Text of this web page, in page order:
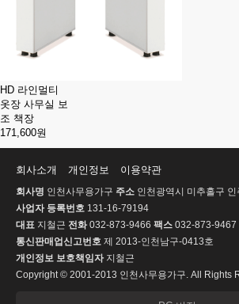
HD 라인멀티
옷장 사무실 보
조 책장
171,600원
회사소개 개인정보 이용약관
회사명 인천사무용가구 주소 인천광역시 미추홀구
사업자 등록번호 131-16-79194
대표 지철근 전화032-873-9466 팩스 032-873-9467
통신판매업신고번호 제 2013-인천남구-0413호
개인정보 보호책임자지철근
Copyright © 2001-2013 인천사무용가구. All Rights